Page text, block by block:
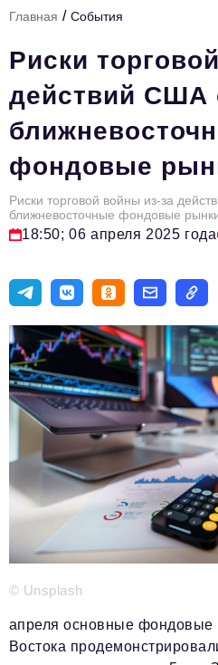
HR
Персона номера
Юридический практикум
Стиль жизни
Туризм
Импортозамещение
Эксперты
Авторские материалы
Видео
Телефон редакции:+7 495
Электронные почты редакции:
Информационный отдел
info@business-magazine.online
Отдел рекламы
reklama@business-
Отдел распространения/
podpiska@business-
partner@business-
Главная / События
Риски
действий США
фондовые
Риски торговой войны из-за
ближневосточные фондовые
18:50; 06 апреля 2025 года
© Unsplash
апреля основные фондовые
Востока